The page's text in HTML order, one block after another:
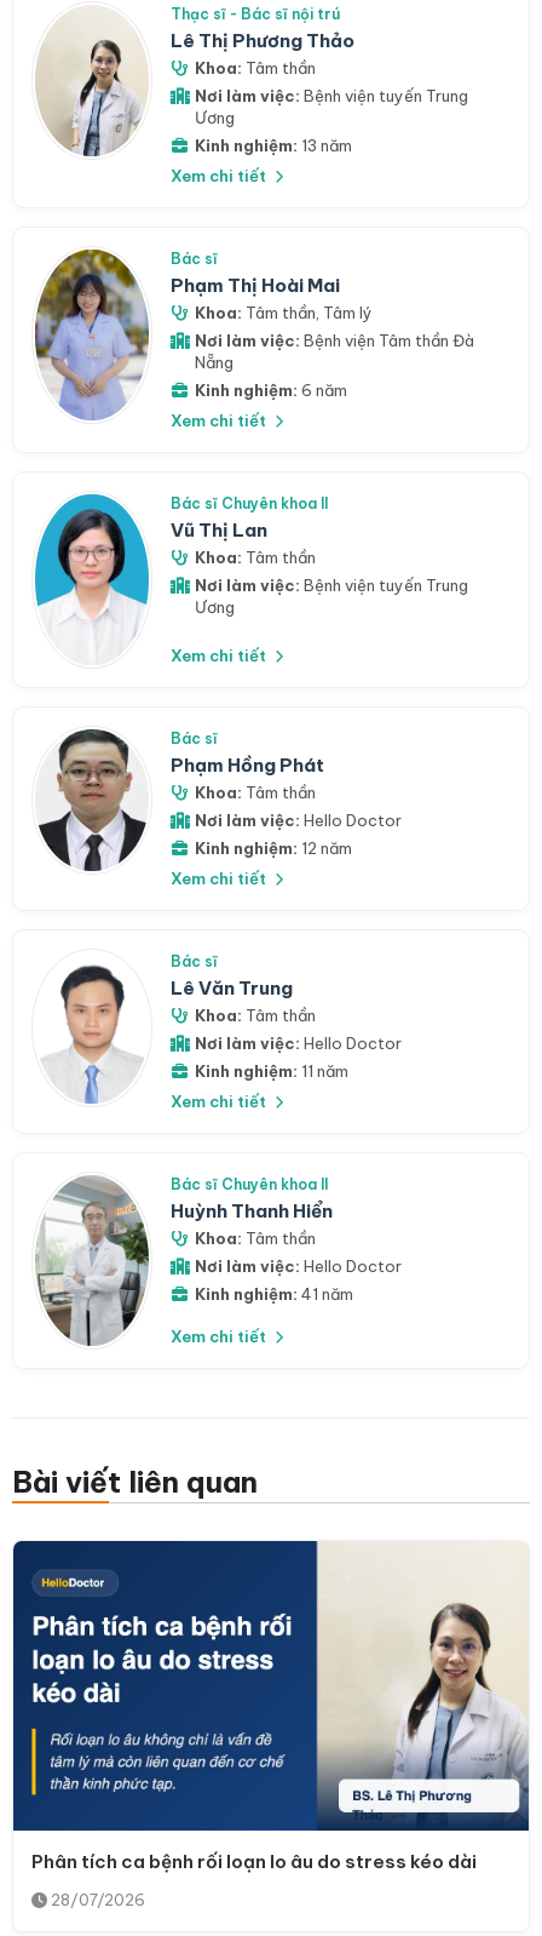
Thạc sĩ - Bác sĩ nội trú
Lê Thị Phương Thảo
Khoa: Tâm thần
Nơi làm việc: Bệnh viện tuyến Trung
Ương
Kinh nghiệm: 13 năm
Xem chi tiết
Bác sĩ
Phạm Thị Hoài Mai
Khoa: Tâm thần Tâm lý
Nơi làm việc: Bệnh viện Tâm thần Đà
Nẵng
Kinh nghiệm: 6 năm
Xem chi tiết
Bác sĩ Chuyên khoa II
Vũ Thị Lan
Khoa: Tâm thần
Nơi làm việc: Bệnh viện tuyến Trung
Ương
Xem chi tiết
Bác sĩ
Phạm Hồng Phát
Khoa: Tâm thần
Nơi làm việc: Hello Doctor
Kinh nghiệm: 12 năm
Xem chi tiết
Bác sĩ
Lê Văn Trung
Khoa: Tâm thần
Nơi làm việc: Hello Doctor
Kinh nghiệm: 11 năm
Xem chi tiết
Bác sĩ Chuyên khoa II
Huỳnh Thanh Hiển
Khoa: Tâm thần
Nơi làm việc: Hello Doctor
Kinh nghiệm: 41 năm
Xem chi tiết
Bài viết liên quan
Phân tích ca bệnh rối loạn lo âu do stress kéo dài
28/07/2026